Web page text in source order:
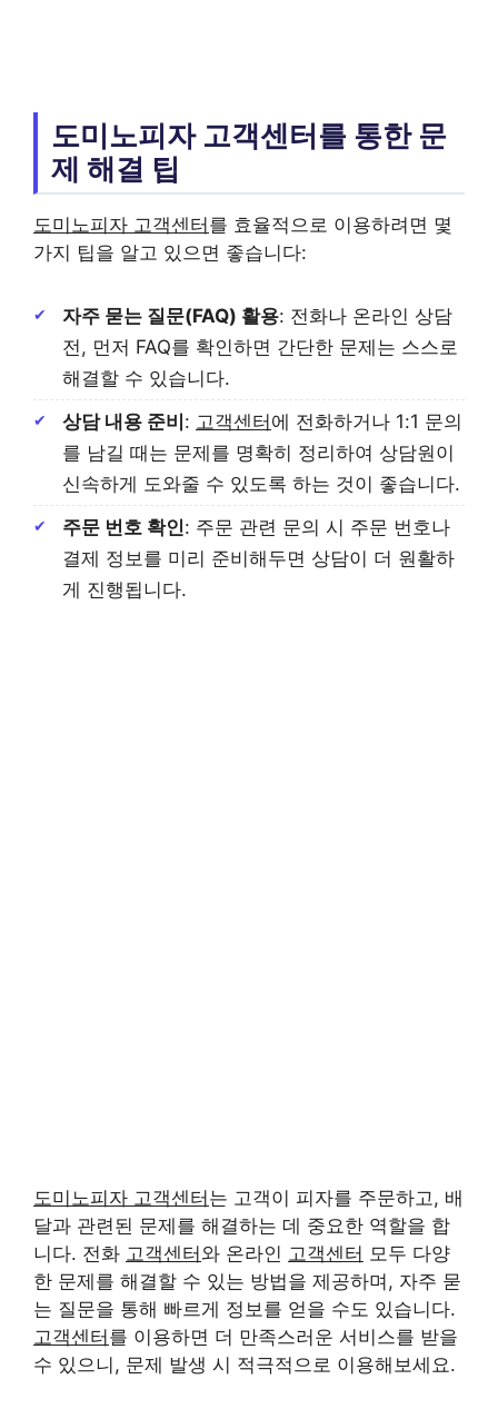
도미노피자 고객센터를 통한 문
제 해결 팁
도미노피자 고객센터를 효율적으로 이용하려면 몇
가지 팁을 알고 있으면 좋습니다:
자주 묻는 질문(FAQ) 활용: 전화나 온라인 상담
전, 먼저 FAQ를 확인하면 간단한 문제는 스스로
해결할 수 있습니다.
상담 내용 준비 : 고객센터 에 전화하거나 1:1 문의
를 남길 때는 문제를 명확히 정리하여 상담원이
신속하게 도와줄 수 있도록 하는 것이 좋습니다.
주문 번호 확인: 주문 관련 문의 시 주문 번호나
결제 정보를 미리 준비해두면 상담이 더 원활하
게 진행됩니다.
도미노피자 고객센터는 고객이 피자를 주문하고, 배
달과 관련된 문제를 해결하는 데 중요한 역할을 합
니다. 전화 고객센터와 온라인 고객센터 모두 다양
한 문제를 해결할 수 있는 방법을 제공하며, 자주 묻
는 질문을 통해 빠르게 정보를 얻을 수도 있습니다.
고객센터를 이용하면 더 만족스러운 서비스를 받을
수 있으니, 문제 발생 시 적극적으로 이용해보세요.